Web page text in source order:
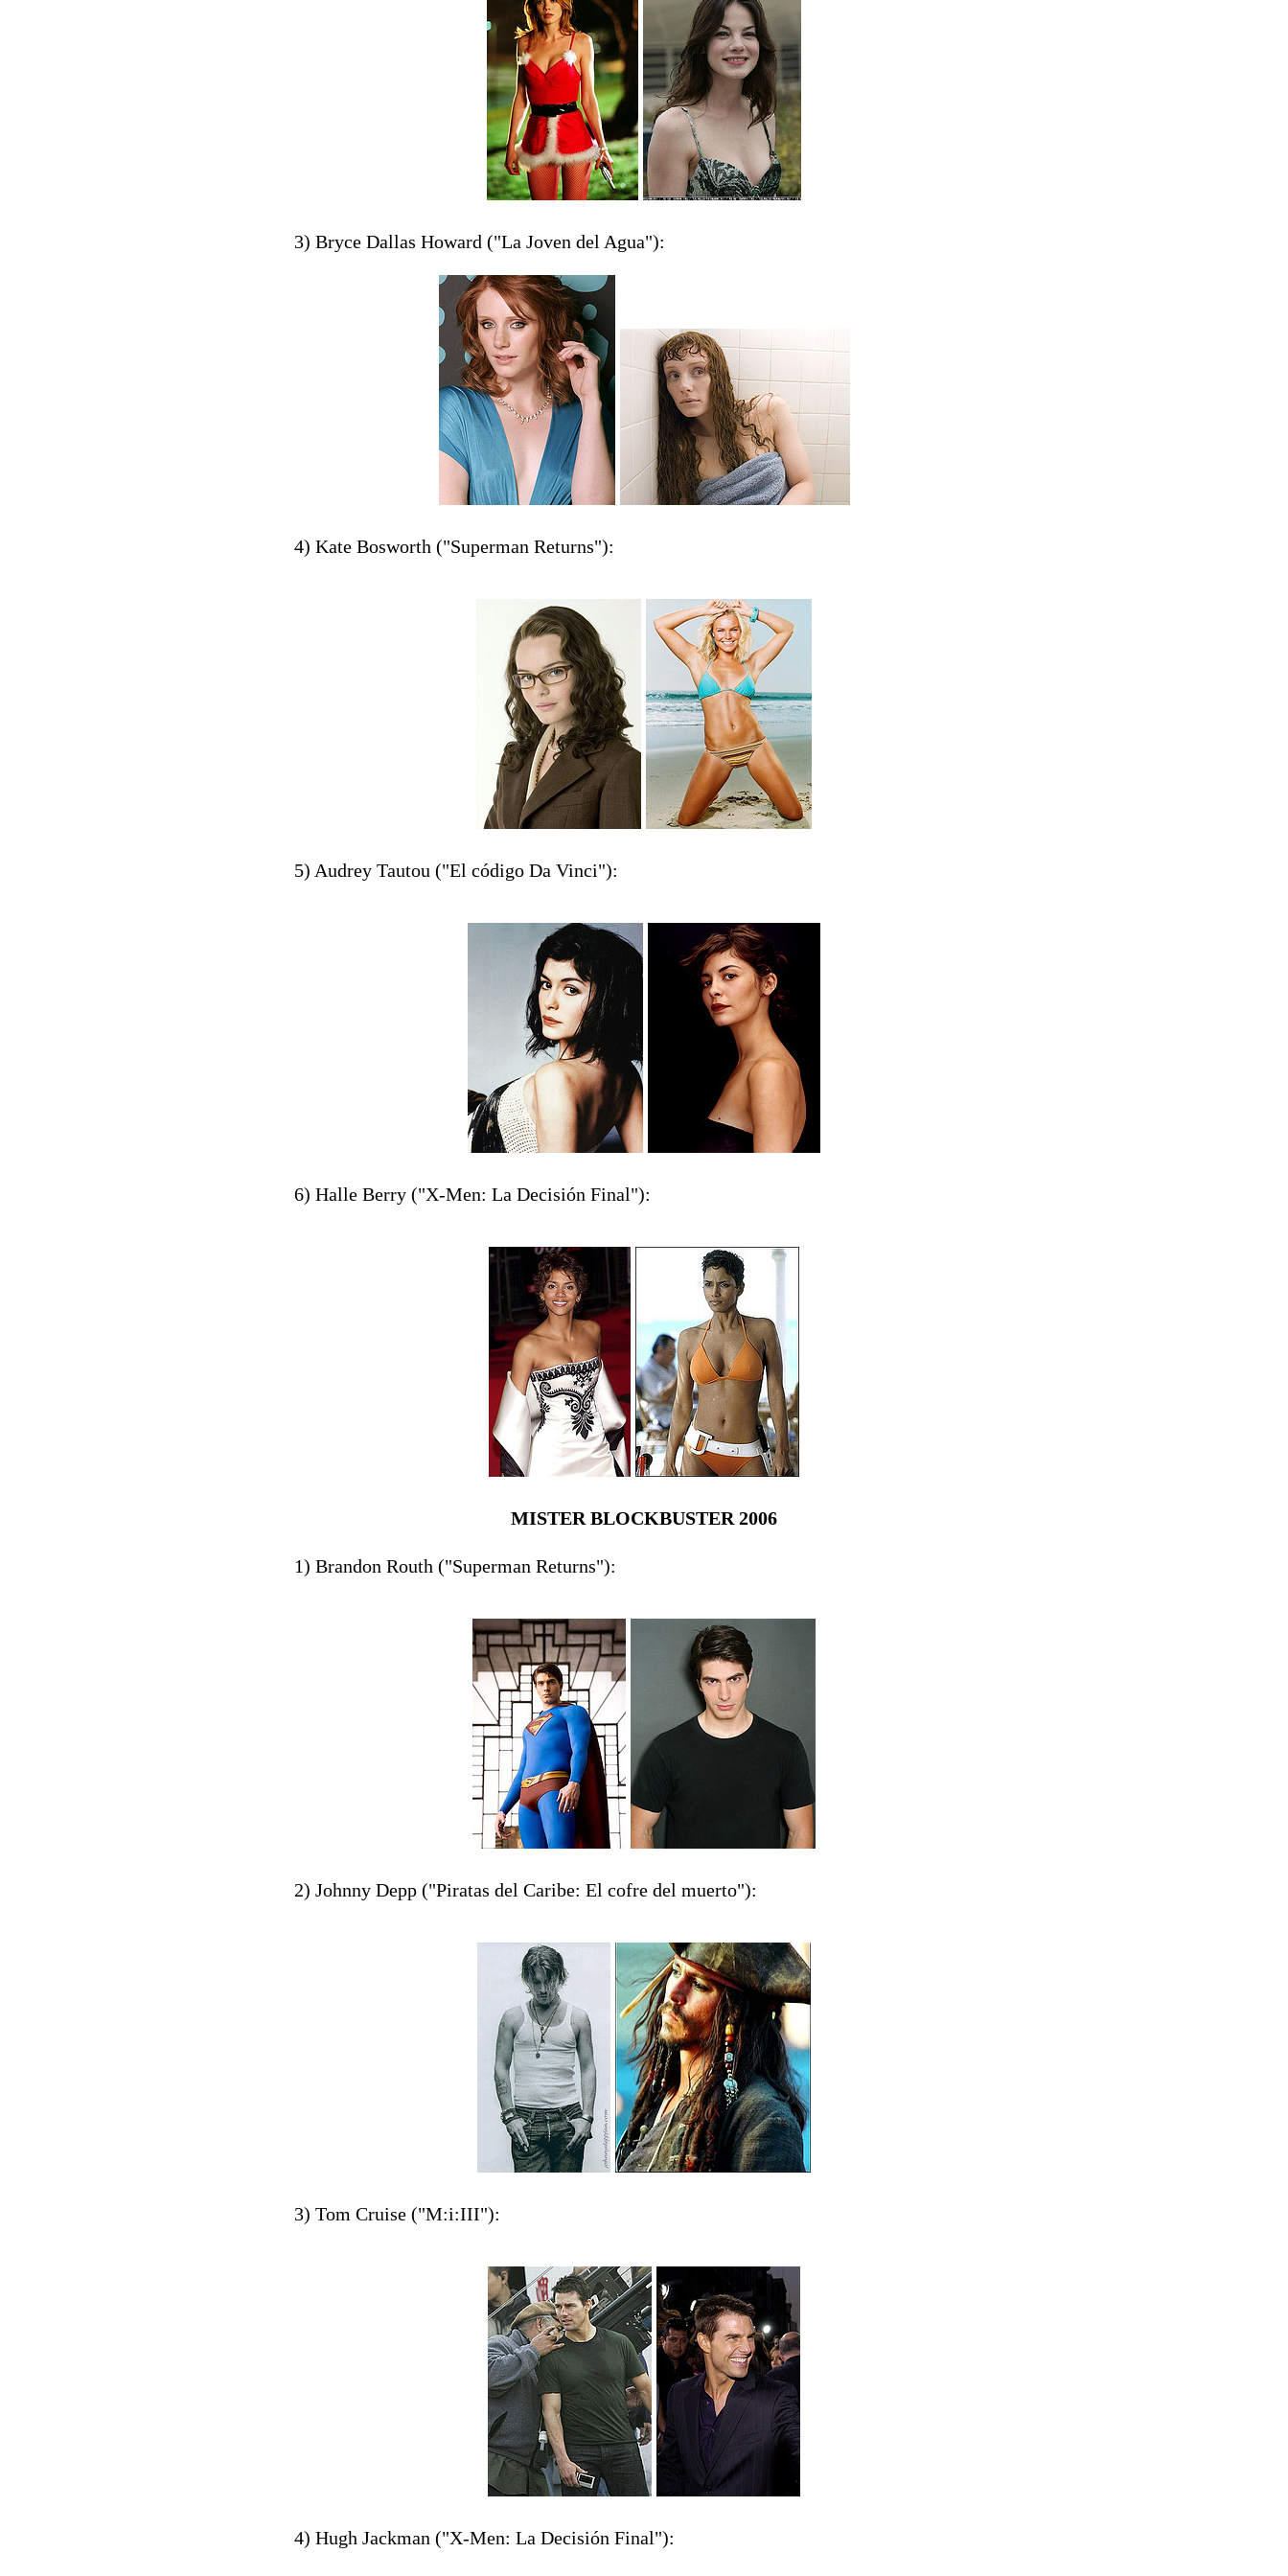
3) Bryce Dallas Howard ("La Joven del Agua"):
4) Kate Bosworth ("Superman Returns"):
5) Audrey Tautou ("El código Da Vinci"):
6) Halle Berry ("X-Men: La Decisión Final"):
MISTER BLOCKBUSTER 2006
1) Brandon Routh ("Superman Returns"):
2) Johnny Depp ("Piratas del Caribe: El cofre del muerto"):
3) Tom Cruise ("M:i:III"):
4) Hugh Jackman ("X-Men: La Decisión Final"):